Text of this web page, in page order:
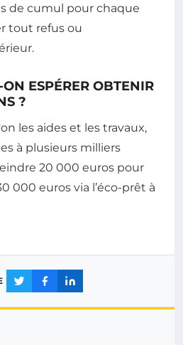
de cumul pour chaque
tout refus ou
ESPÉRER OBTENIR
?
les aides et les travaux,
à plusieurs milliers
20 000 euros pour
000 euros via l’éco-prêt à